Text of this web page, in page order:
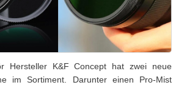
Hersteller K&F Concept hat zwei neue
im Sortiment. Darunter einen Pro-Mist